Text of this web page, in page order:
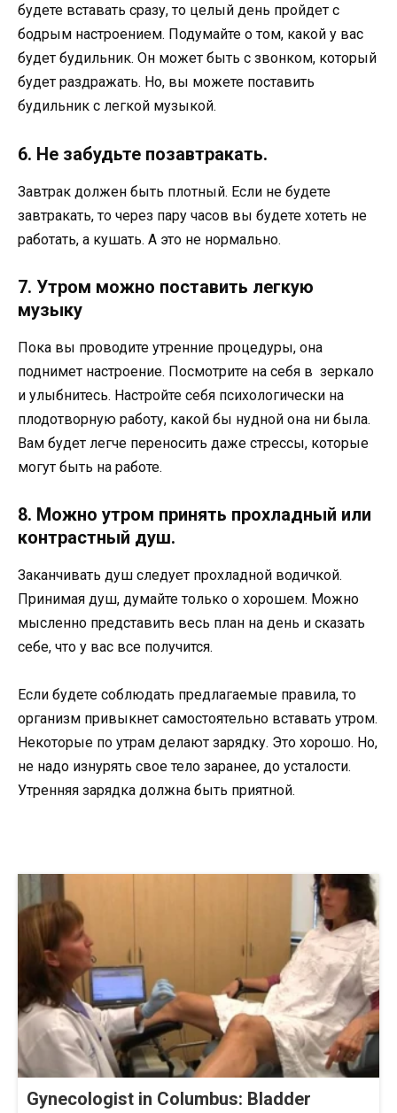
будете вставать сразу, то целый день пройдет с
бодрым настроением. Подумайте о том, какой у вас
будет будильник. Он может быть с звонком, который
будет раздражать. Но, вы можете поставить
будильник с легкой музыкой.
6. Не забудьте позавтракать.
Завтрак должен быть плотный. Если не будете
завтракать, то через пару часов вы будете хотеть не
работать, а кушать. А это не нормально.
7. Утром можно поставить легкую
музыку
Пока вы проводите утренние процедуры, она
поднимет настроение. Посмотрите на себя в зеркало
и улыбнитесь. Настройте себя психологически на
плодотворную работу, какой бы нудной она ни была.
Вам будет легче переносить даже стрессы, которые
могут быть на работе.
8. Можно утром принять прохладный или
контрастный душ.
Заканчивать душ следует прохладной водичкой.
Принимая душ, думайте только о хорошем. Можно
мысленно представить весь план на день и сказать
себе, что у вас все получится.
Если будете соблюдать предлагаемые правила, то
организм привыкнет самостоятельно вставать утром.
Некоторые по утрам делают зарядку. Это хорошо. Но,
не надо изнурять свое тело заранее, до усталости.
Утренняя зарядка должна быть приятной.
Gynecologist in Columbus: Bladder